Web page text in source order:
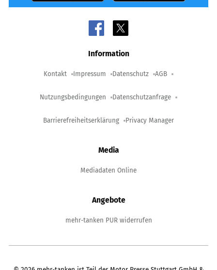
Information
Kontakt Impressum Datenschutz AGB
Nutzungsbedingungen Datenschutzanfrage
Barrierefreiheitserklärung Privacy Manager
Media
Mediadaten Online
Angebote
mehr-tanken PUR widerrufen